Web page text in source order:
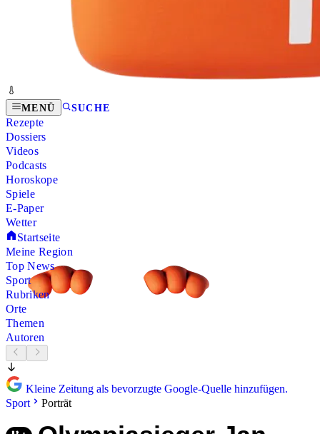
MENÜ SUCHE
Rezepte
Dossiers
Videos
Podcasts
Horoskope
Spiele
E-Paper
Wetter
Startseite
Meine Region
Top News
Sport
Rubriken
Orte
Themen
Autoren
Kleine Zeitung als bevorzugte Google-Quelle hinzufügen.
Sport
Porträt